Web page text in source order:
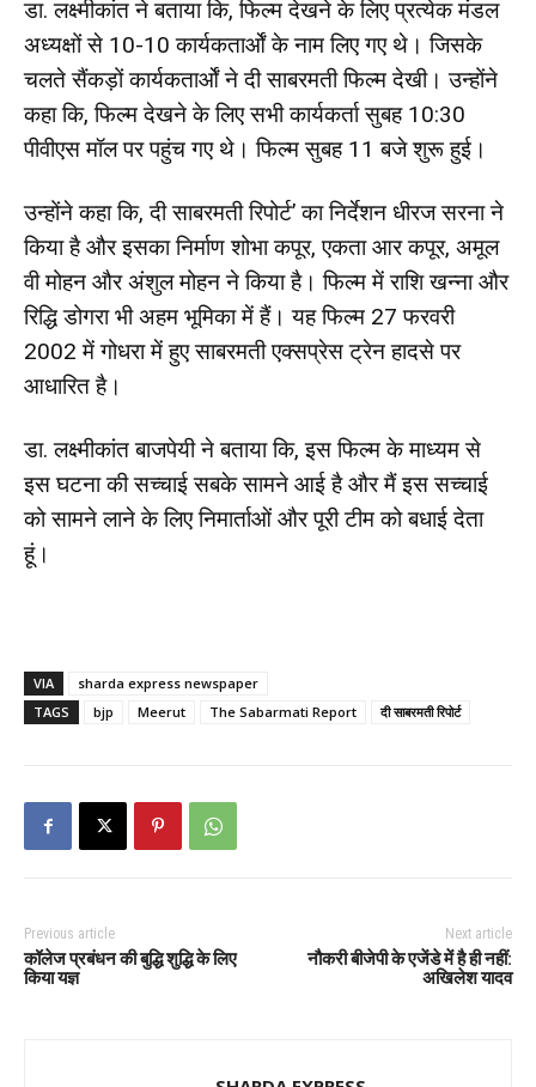
डा. लक्ष्मीकांत ने बताया कि, फिल्म देखने के लिए प्रत्येक मंडल
अध्यक्षों से 10-10 कार्यकतार्ओं के नाम लिए गए थे। जिसके
चलते सैंकड़ों कार्यकतार्ओं ने दी साबरमती फिल्म देखी। उन्होंने
कहा कि, फिल्म देखने के लिए सभी कार्यकर्ता सुबह 10:30
पीवीएस मॉल पर पहुंच गए थे। फिल्म सुबह 11 बजे शुरू हुई।
उन्होंने कहा कि, दी साबरमती रिपोर्ट’ का निर्देशन धीरज सरना ने
किया है और इसका निर्माण शोभा कपूर, एकता आर कपूर, अमूल
वी मोहन और अंशुल मोहन ने किया है। फिल्म में राशि खन्ना और
रिद्धि डोगरा भी अहम भूमिका में हैं। यह फिल्म 27 फरवरी
2002 में गोधरा में हुए साबरमती एक्सप्रेस ट्रेन हादसे पर
आधारित है।
डा. लक्ष्मीकांत बाजपेयी ने बताया कि, इस फिल्म के माध्यम से
इस घटना की सच्चाई सबके सामने आई है और मैं इस सच्चाई
को सामने लाने के लिए निमार्ताओं और पूरी टीम को बधाई देता
हूं।
VIA
sharda express newspaper
TAGS
bjp Meerut The Sabarmati Report दी साबरमती रिपोर्ट
Previous article
कॉलेज प्रबंधन की बुद्धि शुद्धि के लिए
किया यज्ञ
Next article
नौकरी बीजेपी के एजेंडे में है ही नहीं:
अखिलेश यादव